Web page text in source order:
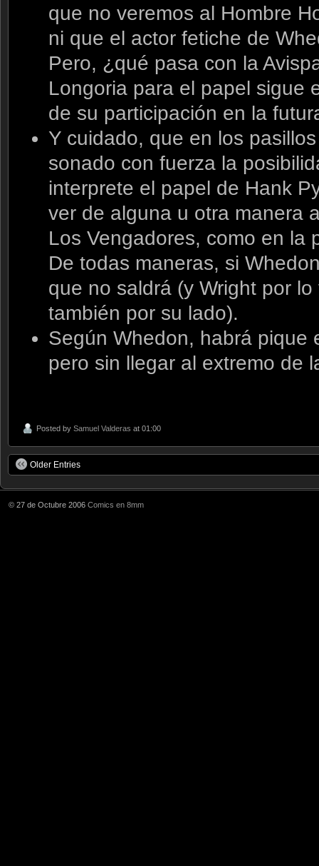
que no veremos al Hombre
ni que el actor fetiche de
Pero, ¿qué pasa con la
Longoria para el papel sigue
de su participación en la
Y cuidado, que en los
sonado con fuerza la
interprete el papel de Hank
ver de alguna u otra manera
Los Vengadores, como en la
De todas maneras, si
que no saldrá (y Wright por
también por su lado).
Según Whedon, habrá pique
pero sin llegar al extremo de
Posted by Samuel Valderas at 01:00
Older Entries
© 27 de Octubre 2006 Comics en 8mm